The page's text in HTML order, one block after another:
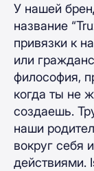
У нашей
название
привязки к
или
философия,
когда ты не
создаешь.
наши
вокруг себя
действиями.